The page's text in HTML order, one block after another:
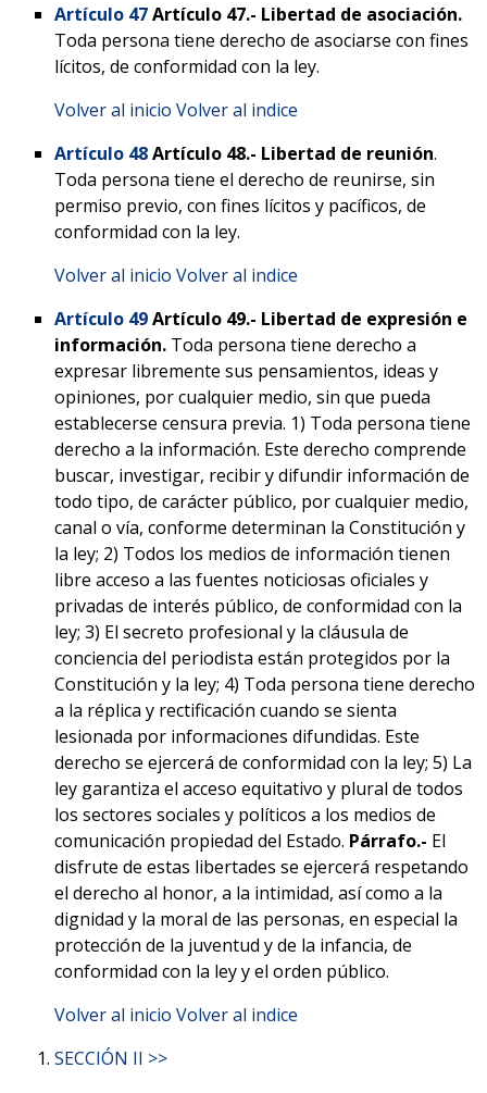
Artículo 47Artículo 47.- Libertad de asociación.
Toda persona tiene derecho de asociarse con fines
lícitos, de conformidad con la ley.
Volver al inicio Volver al indice
Artículo 48Artículo 48.- Libertad de reunión.
Toda persona tiene el derecho de reunirse, sin
permiso previo, con fines lícitos y pacíficos, de
conformidad con la ley.
Volver al inicio Volver al indice
Artículo 49Artículo 49.- Libertad de expresión e
información. Toda persona tiene derecho a
expresar libremente sus pensamientos, ideas y
opiniones, por cualquier medio, sin que pueda
establecerse censura previa. 1) Toda persona tiene
derecho a la información. Este derecho comprende
buscar, investigar, recibir y difundir información de
todo tipo, de carácter público, por cualquier medio,
canal o vía, conforme determinan la Constitución y
la ley; 2) Todos los medios de información tienen
libre acceso a las fuentes noticiosas oficiales y
privadas de interés público, de conformidad con la
ley; 3) El secreto profesional y la cláusula de
conciencia del periodista están protegidos por la
Constitución y la ley; 4) Toda persona tiene derecho
a la réplica y rectificación cuando se sienta
lesionada por informaciones difundidas. Este
derecho se ejercerá de conformidad con la ley; 5) La
ley garantiza el acceso equitativo y plural de todos
los sectores sociales y políticos a los medios de
comunicación propiedad del Estado. Párrafo.- El
disfrute de estas libertades se ejercerá respetando
el derecho al honor, a la intimidad, así como a la
dignidad y la moral de las personas, en especial la
protección de la juventud y de la infancia, de
conformidad con la ley y el orden público.
Volver al inicio Volver al indice
SECCIÓN II >>